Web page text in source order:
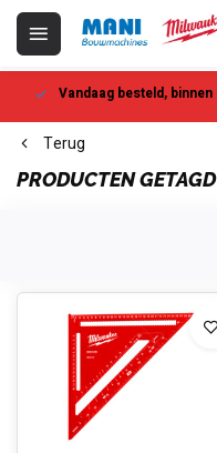
Vandaag besteld, binnen 1-
Terug
PRODUCTEN